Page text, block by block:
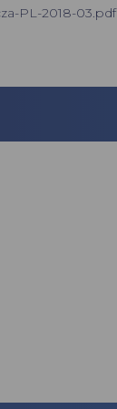
PL-2018-03.pdf